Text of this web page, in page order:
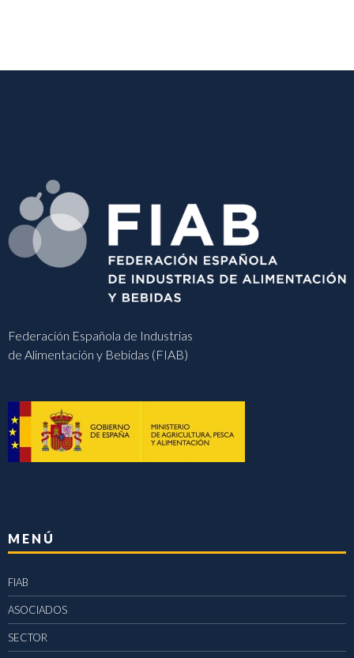
Federación Española de Industrias
de Alimentación y Bebidas (FIAB)
MENÚ
FIAB
ASOCIADOS
SECTOR